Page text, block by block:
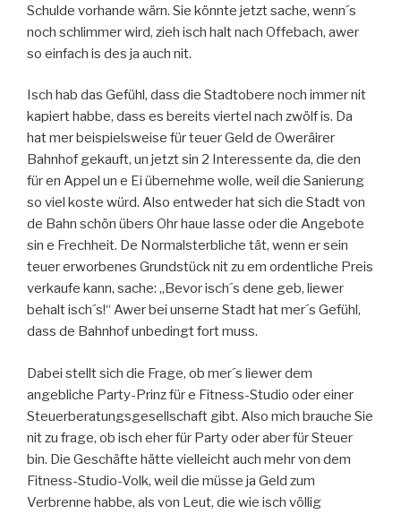
Schulde vorhande wärn. Sie könnte jetzt sache, wenn´s
noch schlimmer wird, zieh isch halt nach Offebach, awer
so einfach is des ja auch nit.
Isch hab das Gefühl, dass die Stadtobere noch immer nit
kapiert habbe, dass es bereits viertel nach zwölf is. Da
hat mer beispielsweise für teuer Geld de Oweräirer
Bahnhof gekauft, un jetzt sin 2 Interessente da, die den
für en Appel un e Ei übernehme wolle, weil die Sanierung
so viel koste würd. Also entweder hat sich die Stadt von
de Bahn schön übers Ohr haue lasse oder die Angebote
sin e Frechheit. De Normalsterbliche tät, wenn er sein
teuer erworbenes Grundstück nit zu em ordentliche Preis
verkaufe kann, sache: „Bevor isch´s dene geb, liewer
behalt isch´s!“ Awer bei unserne Stadt hat mer´s Gefühl,
dass de Bahnhof unbedingt fort muss.
Dabei stellt sich die Frage, ob mer´s liewer dem
angebliche Party-Prinz für e Fitness-Studio oder einer
Steuerberatungsgesellschaft gibt. Also mich brauche Sie
nit zu frage, ob isch eher für Party oder aber für Steuer
bin. Die Geschäfte hätte vielleicht auch mehr von dem
Fitness-Studio-Volk, weil die müsse ja Geld zum
Verbrenne habbe, als von Leut, die wie isch völlig